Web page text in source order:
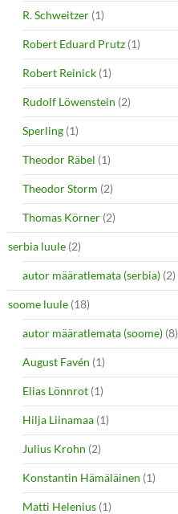
R. Schweitzer (1)
Robert Eduard Prutz (1)
Robert Reinick (1)
Rudolf Löwenstein (2)
Sperling (1)
Theodor Räbel (1)
Theodor Storm (2)
Thomas Körner (2)
serbia luule (2)
autor määratlemata (serbia) (2)
soome luule (18)
autor määratlemata (soome) (8)
August Favén (1)
Elias Lönnrot (1)
Hilja Liinamaa (1)
Julius Krohn (2)
Konstantin Hämäläinen (1)
Matti Helenius (1)